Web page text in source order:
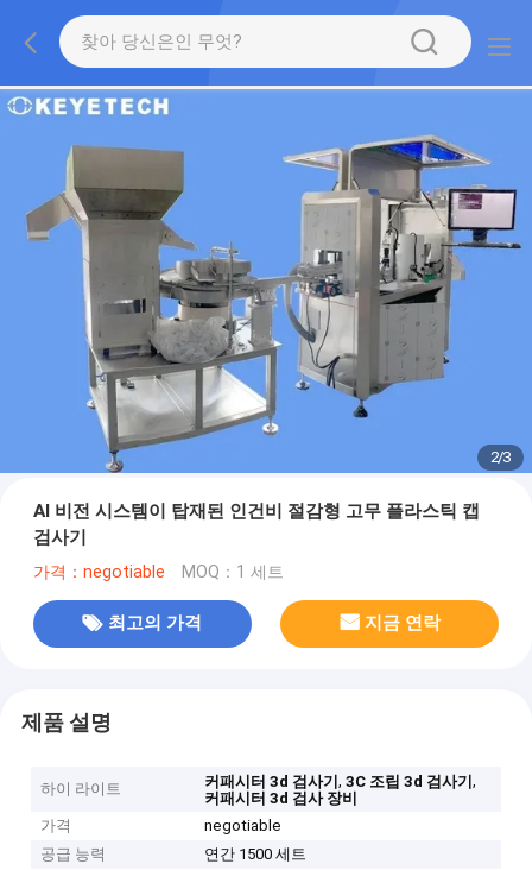
2/3
AI 비전 시스템이 탑재된 인건비 절감형 고무 플라스틱 캡
검사기
가격：negotiable MOQ：1 세트
최고의 가격 지금 연락
제품 설명
하이 라이트 커패시터 3d 검사기,3C 조립 3d 검사기,
커패시터 3d 검사 장비
가격
negotiable
공급 능력
연간 1500 세트